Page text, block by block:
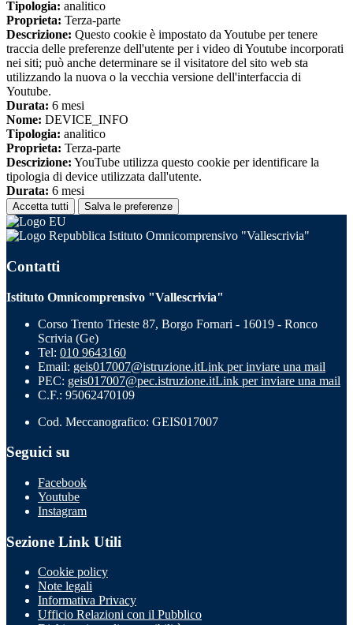
Tipologia: analitico
Proprieta: Terza-parte
Descrizione: Questo cookie è impostato da Youtube per tenere
traccia delle preferenze dell'utente per i video di Youtube incorporati
nei siti; può anche determinare se il visitatore del sito web sta
utilizzando la nuova o la vecchia versione dell'interfaccia di
Youtube.
Durata: 6 mesi
Nome: DEVICE_INFO
Tipologia: analitico
Proprieta: Terza-parte
Descrizione: YouTube utilizza questo cookie per identificare la
tipologia di device utilizzata dall'utente.
Durata: 6 mesi
Accetta tutti Salva le preferenze
Istituto Omnicomprensivo "Vallescrivia"
Contatti
Istituto Omnicomprensivo "Vallescrivia"
Corso Trento Trieste 87, Borgo Fornari - 16019 - Ronco
Scrivia (Ge)
Tel: 010 9643160
Email: geis017007@istruzione.itLink per inviare una mail
PEC: geis017007@pec.istruzione.itLink per inviare una mail
C.F.: 95062470109
Cod. Meccanografico: GEIS017007
Seguici su
Facebook
Youtube
Instagram
Sezione Link Utili
Cookie policy
Note legali
Informativa Privacy
Ufficio Relazioni con il Pubblico